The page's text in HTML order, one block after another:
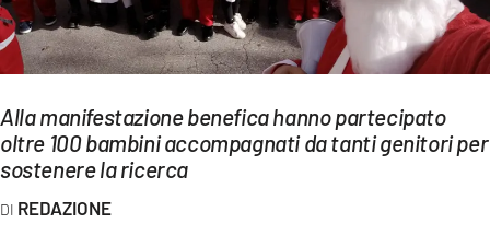
SPORT
Streaming
LAC TV
LAC NETWORK
LAC ONAIR
Alla manifestazione benefica hanno partecipato
oltre 100 bambini accompagnati da tanti genitori per
sostenere la ricerca
REDAZIONE